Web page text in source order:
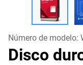
Número de modelo:
Disco